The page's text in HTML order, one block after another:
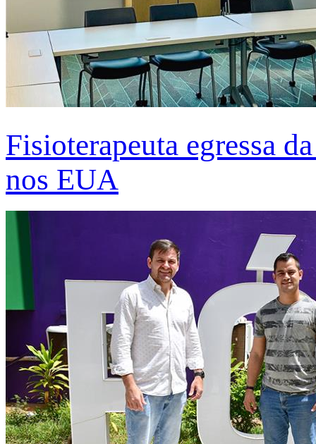
Fisioterapeuta egressa
nos EUA